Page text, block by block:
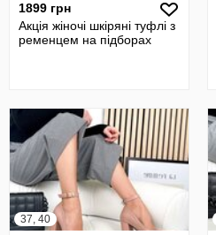
1899 грн
Акція жіночі шкіряні туфлі з
ременцем на підборах
37, 40